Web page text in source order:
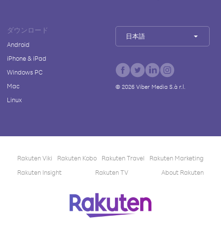
ダウンロード
Android
iPhone & iPad
Windows PC
Mac
Linux
日本語
© 2026Viber Media S.à r.l.
Rakuten Viki Rakuten Kobo Rakuten Travel
Rakuten Marketing
Rakuten Insight
Rakuten TV About Rakuten